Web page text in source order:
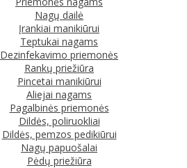
Nagų dailė
Įrankiai manikiūrui
Teptukai nagams
Dezinfekavimo priemonės
Rankų priežiūra
Pincetai manikiūrui
Aliejai nagams
Pagalbinės priemonės
Dildės, poliruokliai
Dildės, pemzos pedikiūrui
Nagų papuošalai
Pėdų priežiūra